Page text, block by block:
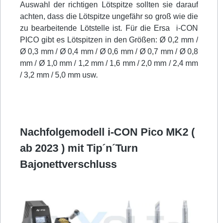
Auswahl der richtigen Lötspitze sollten sie darauf
achten, dass die Lötspitze ungefähr so groß wie die
zu bearbeitende Lötstelle ist. Für die Ersa i-CON
PICO gibt es Lötspitzen in den Größen: Ø 0,2 mm /
Ø 0,3 mm / Ø 0,4 mm / Ø 0,6 mm / Ø 0,7 mm / Ø 0,8
mm / Ø 1,0 mm / 1,2 mm / 1,6 mm / 2,0 mm / 2,4 mm
/ 3,2 mm / 5,0 mm usw.
Nachfolgemodell i-CON Pico MK2 (
ab 2023 ) mit Tip´n´Turn
Bajonettverschluss